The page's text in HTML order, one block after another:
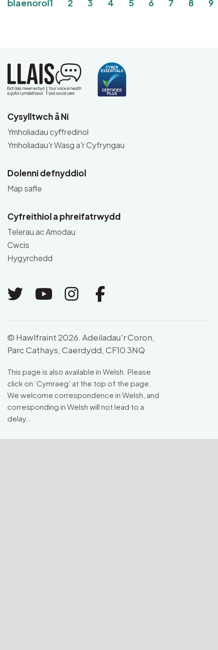
blaenorol1 2 3 4 5 6 7 8 9
Cysylltwch â Ni
Ymholiadau cyffredinol
Ymholiadau'r Wasg a'r Cyfryngau
Dolenni defnyddiol
Map safle
Cyfreithiol a phreifatrwydd
Telerau ac Amodau
Cwcis
Hygyrchedd
Link to Twitter
Link to Youtube
Link to Instagram
Link to
© Hawlfraint 2026. Adeiladau'r Coron,
Parc Cathays, Caerdydd, CF10 3NQ
This page is also available in Welsh. Please
click on ‘Cymraeg’ at the top of the page.
We welcome correspondence in Welsh, and
corresponding in Welsh will not lead to a
delay..